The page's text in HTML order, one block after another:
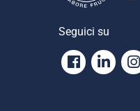
Seguici su
Facebook